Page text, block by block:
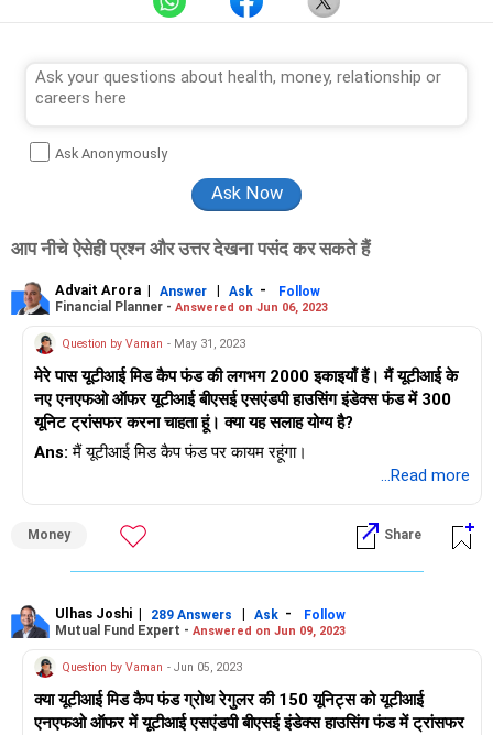
Ask Anonymously
आप नीचे ऐसेही प्रश्न और उत्तर देखना पसंद कर सकते हैं
Advait Arora | Answer | Ask -
Follow
Financial Planner - Answered on Jun 06, 2023
Question by Vaman - May 31, 2023
मेरे पास यूटीआई मिड कैप फंड की लगभग 2000 इकाइयाँ हैं। मैं यूटीआई के
नए एनएफओ ऑफर यूटीआई बीएसई एसएंडपी हाउसिंग इंडेक्स फंड में 300
यूनिट ट्रांसफर करना चाहता हूं। क्या यह सलाह योग्य है?
Ans: मैं यूटीआई मिड कैप फंड पर कायम रहूंगा।
...Read more
Money Share
Ulhas Joshi | 289 Answers | Ask -
Follow
Mutual Fund Expert - Answered on Jun 09, 2023
Question by Vaman - Jun 05, 2023
क्या यूटीआई मिड कैप फंड ग्रोथ रेगुलर की 150 यूनिट्स को यूटीआई
एनएफओ ऑफर में यूटीआई एसएंडपी बीएसई इंडेक्स हाउसिंग फंड में ट्रांसफर